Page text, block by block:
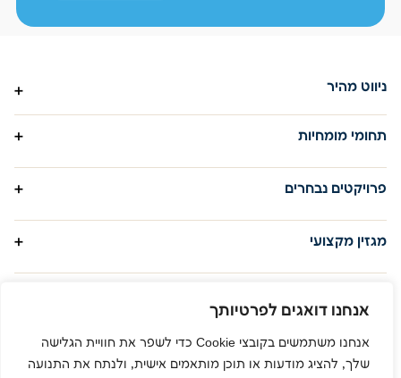
אנחנו דואגים לפרטיותך
אנחנו משתמשים בקובצי Cookie כדי לשפר את חוויית הגלישה
שלך, להציג מודעות או תוכן מותאמים אישית, ולנתח את התנועה
ניווט מהיר
פרויקטים
מגזין מקצועי
יצירת קשר
תחומי מומחיות
תשתית תקשורת פסיבית
תשתית תקשורת אלחוטית
מערכות מתח נמוך
פרויקטים נבחרים
רשות לניירות ערך
קמפוס ג'נרל מוטורס
מגזין מקצועי
קרא עוד »